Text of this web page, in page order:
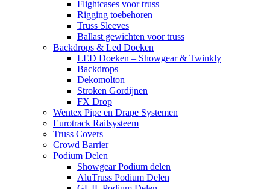
Flightcases voor truss
Rigging toebehoren
Truss Sleeves
Ballast gewichten voor truss
Backdrops & Led Doeken
LED Doeken – Showgear & Twinkly
Backdrops
Dekomolton
Stroken Gordijnen
FX Drop
Wentex Pipe en Drape Systemen
Eurotrack Railsysteem
Truss Covers
Crowd Barrier
Podium Delen
Showgear Podium delen
AluTruss Podium Delen